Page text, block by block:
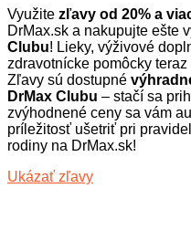
Využite zľavy od 20% a
DrMax.sk a nakupujte ešte
Clubu! Lieky, výživové
zdravotnícke pomôcky
Zľavy sú dostupné
DrMax Clubu – stačí sa
zvýhodnené ceny sa vám
príležitosť ušetriť pri
rodiny na DrMax.sk!
Ukázať zľavy